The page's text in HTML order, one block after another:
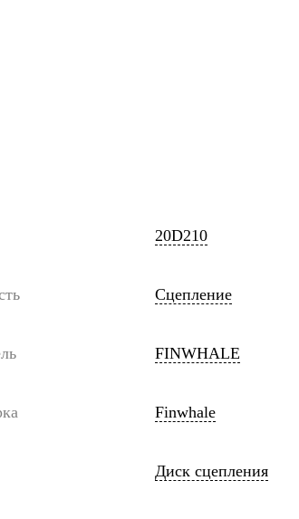
20D210
Сцепление
FINWHALE
Finwhale
Диск сцепления